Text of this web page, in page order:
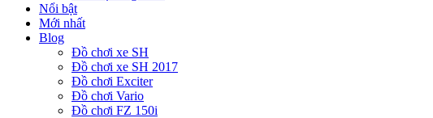
Nổi bật
Mới nhất
Blog
Đồ chơi xe SH
Đồ chơi xe SH 2017
Đồ chơi Exciter
Đồ chơi Vario
Đồ chơi FZ 150i